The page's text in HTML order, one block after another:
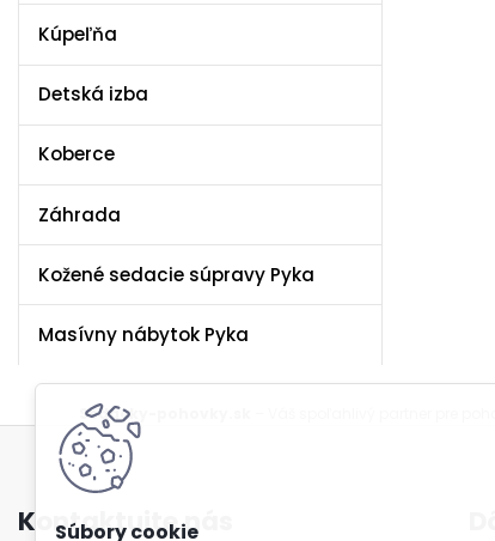
Kúpeľňa
Detská izba
Koberce
Záhrada
Kožené sedacie súpravy Pyka
Masívny nábytok Pyka
Sedacky-pohovky.sk – Váš spoľahlivý partner pre
Kontaktujte nás